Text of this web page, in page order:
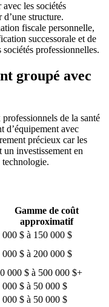
les sociétés
structure.
fiscale personnelle,
successorale et de
professionnelles.
groupé avec
de la santé
d’équipement avec
précieux car les
un investissement en
technologie.
Gamme de coût
approximatif
000 $ à 150 000 $
000 $ à 200 000 $
000 $ à 500 000 $+
000 $ à 50 000 $
000 $ à 50 000 $